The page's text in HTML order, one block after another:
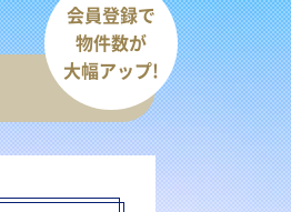
会員登録で
物件数が
大幅アップ!